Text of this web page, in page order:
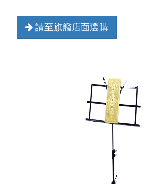
請至旗艦店面選購